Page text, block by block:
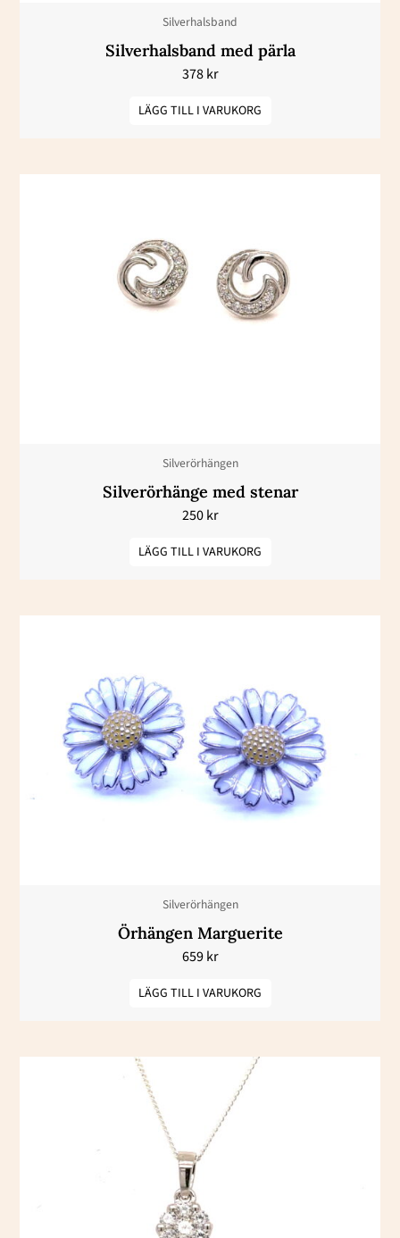
Silverhalsband
Silverhalsband med pärla
378kr
LÄGG TILL I VARUKORG
Silverörhängen
Silverörhänge med stenar
250kr
LÄGG TILL I VARUKORG
Silverörhängen
Örhängen Marguerite
659kr
LÄGG TILL I VARUKORG